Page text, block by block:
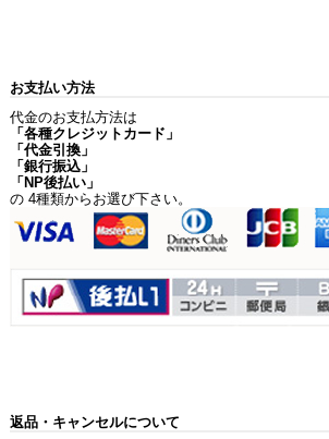
お支払い方法
代金のお支払方法は
「各種クレジットカード」
「代金引換」
「銀行振込」
「NP後払い」
の 4種類からお選び下さい。
返品・キャンセルについて